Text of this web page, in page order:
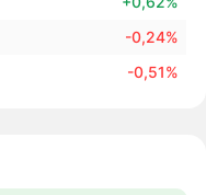
-0,24%
-0,51%